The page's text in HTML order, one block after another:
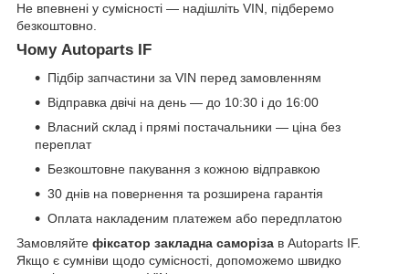
Не впевнені у сумісності — надішліть VIN, підберемо
безкоштовно.
Чому Autoparts IF
Підбір запчастини за VIN перед замовленням
Відправка двічі на день — до 10:30 і до 16:00
Власний склад і прямі постачальники — ціна без
переплат
Безкоштовне пакування з кожною відправкою
30 днів на повернення та розширена гарантія
Оплата накладеним платежем або передплатою
Замовляйте фіксатор закладна саморіза в Autoparts IF.
Якщо є сумніви щодо сумісності, допоможемо швидко